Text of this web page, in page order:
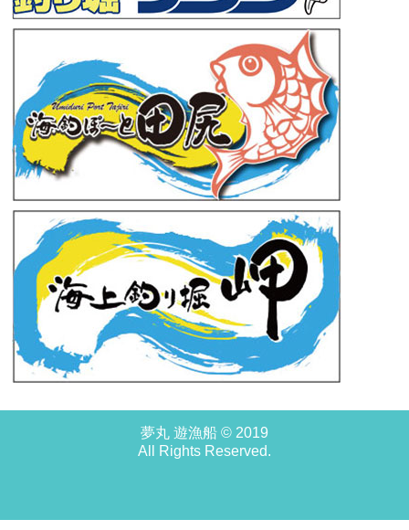
夢丸 遊漁船 © 2019
All Rights Reserved.